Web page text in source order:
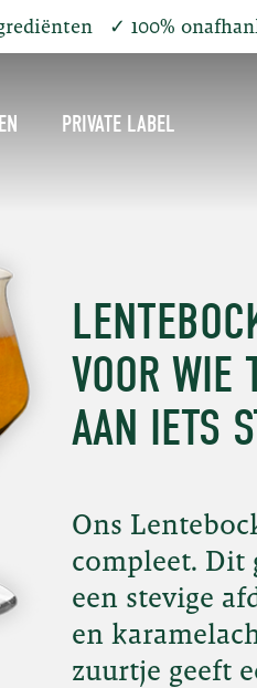
✓ 100%
PRIVATE LABEL
VOOR WIE
AAN IETS
Ons
compleet. Dit
een stevige
en
zuurtje geeft